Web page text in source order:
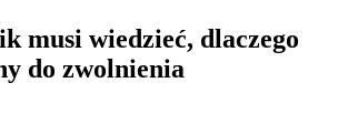
musi wiedzieć, dlaczego
do zwolnienia